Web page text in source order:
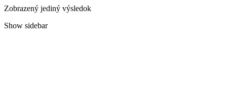
Zobrazený jediný výsledok
Show sidebar